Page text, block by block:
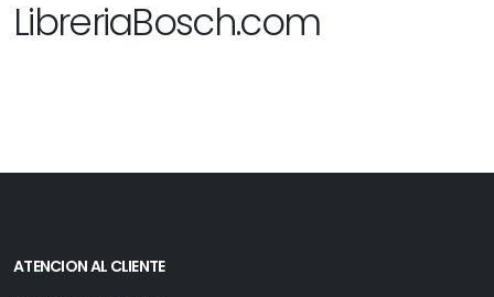
LibreriaBosch.com
ATENCION AL CLIENTE